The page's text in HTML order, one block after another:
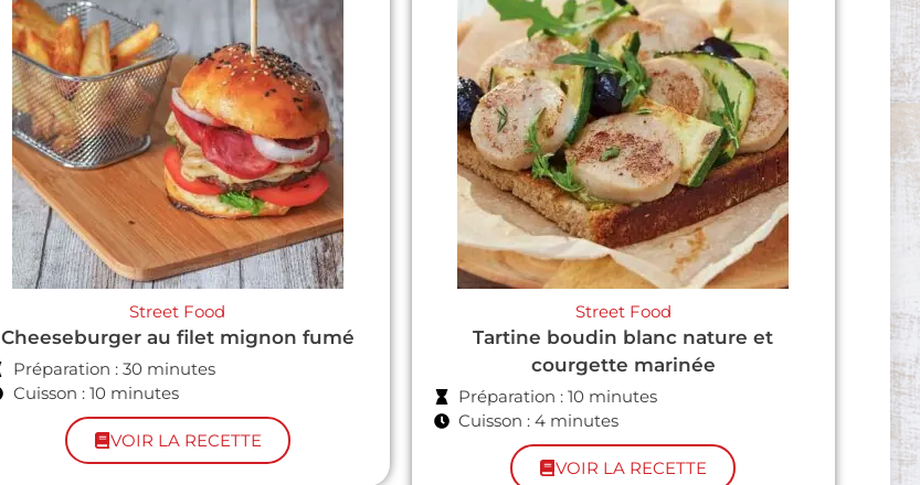
Street Food
Cheeseburger au filet mignon fumé
Préparation : 30 minutes
Cuisson : 10 minutes
VOIR LA RECETTE
Street Food
Tartine boudin blanc nature et
courgette marinée
Préparation : 10 minutes
Cuisson : 4 minutes
VOIR LA RECETTE